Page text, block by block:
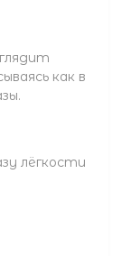
как в
лёгкости